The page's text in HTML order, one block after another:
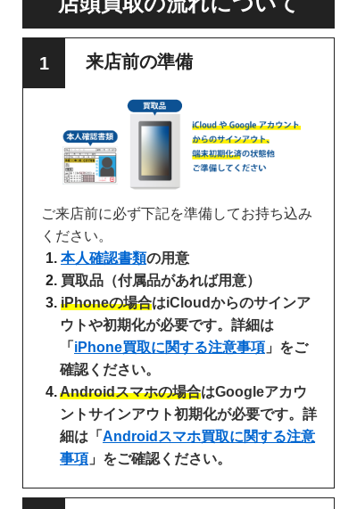
来店前の準備
ご来店前に必ず下記を準備してお持ち込み
ください。
本人確認書類の用意
買取品（付属品があれば用意）
iPhoneの場合はiCloudからのサインア
ウトや初期化が必要です。詳細は
「 iPhone買取に関する注意事項 」をご
確認ください。
Androidスマホの場合はGoogleアカウ
ントサインアウト初期化が必要です。詳
細は「 Androidスマホ買取に関する注意
事項 」をご確認ください。